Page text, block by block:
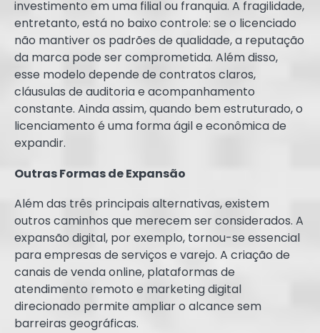
investimento em uma filial ou franquia. A fragilidade,
entretanto, está no baixo controle: se o licenciado
não mantiver os padrões de qualidade, a reputação
da marca pode ser comprometida. Além disso,
esse modelo depende de contratos claros,
cláusulas de auditoria e acompanhamento
constante. Ainda assim, quando bem estruturado, o
licenciamento é uma forma ágil e econômica de
expandir.
Outras Formas de Expansão
Além das três principais alternativas, existem
outros caminhos que merecem ser considerados. A
expansão digital, por exemplo, tornou-se essencial
para empresas de serviços e varejo. A criação de
canais de venda online, plataformas de
atendimento remoto e marketing digital
direcionado permite ampliar o alcance sem
barreiras geográficas.